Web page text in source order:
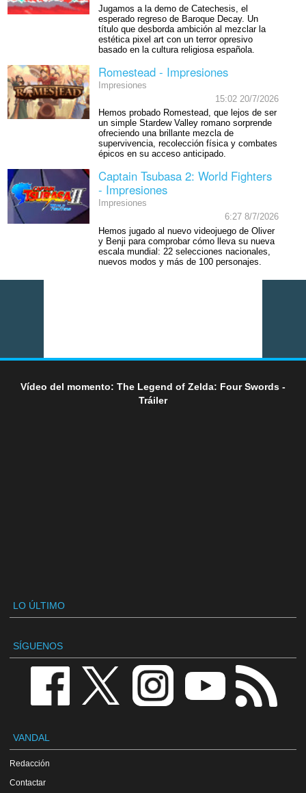
Jugamos a la demo de Catechesis, el
esperado regreso de Baroque Decay. Un
título que desborda ambición al mezclar la
estética pixel art con un terror opresivo
basado en la cultura religiosa española.
Romestead - Impresiones
Impresiones
15:02 20/7/2026
Hemos probado Romestead, que lejos de ser
un simple Stardew Valley romano sorprende
ofreciendo una brillante mezcla de
supervivencia, recolección física y combates
épicos en su acceso anticipado.
Captain Tsubasa 2: World Fighters
- Impresiones
Impresiones
6:27 8/7/2026
Hemos jugado al nuevo videojuego de Oliver
y Benji para comprobar cómo lleva su nueva
escala mundial: 22 selecciones nacionales,
nuevos modos y más de 100 personajes.
Vídeo del momento: The Legend of Zelda: Four Swords -
Tráiler
LO ÚLTIMO
SÍGUENOS
VANDAL
Redacción
Contactar